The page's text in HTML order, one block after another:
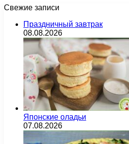
Свежие записи
Праздничный завтрак
08.08.2026
Японские оладьи
07.08.2026